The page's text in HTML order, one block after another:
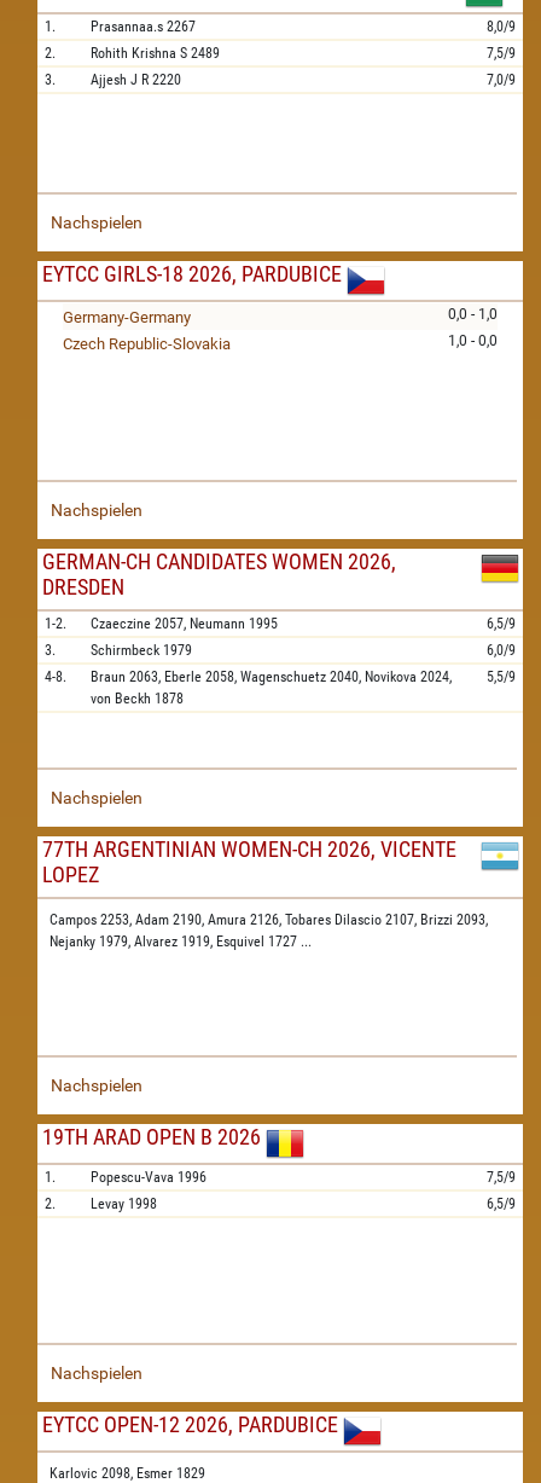
1. Prasannaa.s 2267
8,0/9
2.
Rohith Krishna S 2489
7,5/9
3.
Ajjesh J R 2220 7,0/9
Nachspielen
EYTCC GIRLS-18 2026, PARDUBICE
0,0 - 1,0
Germany-Germany
1,0 - 0,0
Czech Republic-Slovakia
Nachspielen
GERMAN-CH CANDIDATES WOMEN 2026,
DRESDEN
1-2. Czaeczine 2057, Neumann 1995
6,5/9
3.
Schirmbeck 1979
6,0/9
4-8.
Braun 2063, Eberle 2058, Wagenschuetz 2040, Novikova 2024,
von Beckh 1878
5,5/9
Nachspielen
77TH ARGENTINIAN WOMEN-CH 2026, VICENTE
LOPEZ
Campos 2253, Adam 2190, Amura 2126, Tobares Dilascio 2107, Brizzi 2093,
Nejanky 1979, Alvarez 1919, Esquivel 1727 ...
Nachspielen
19TH ARAD OPEN B 2026
1. Popescu-Vava 1996
7,5/9
2.
Levay 1998 6,5/9
Nachspielen
EYTCC OPEN-12 2026, PARDUBICE
Karlovic 2098, Esmer 1829